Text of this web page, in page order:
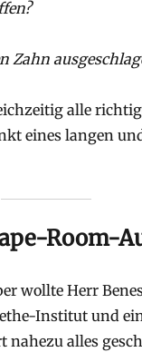
Zahn
alle
eines langen
Room-
wollte Herr
Institut und
alles